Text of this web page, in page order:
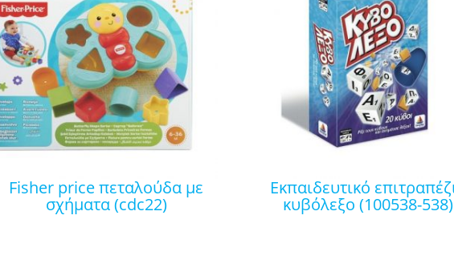
fisher price πεταλούδα με
σχήματα (cdc22)
εκπαιδευτικό επιτραπέζιο
κυβόλεξο (100538-538)